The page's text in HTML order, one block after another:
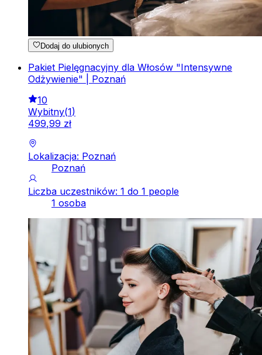
Dodaj do ulubionych
Pakiet Pielęgnacyjny dla Włosów "Intensywne
Odżywienie" | Poznań
10
Wybitny(1)
499,99 zł
Lokalizacja: Poznań
Poznań
Liczba uczestników: 1 do 1 people
1 osoba